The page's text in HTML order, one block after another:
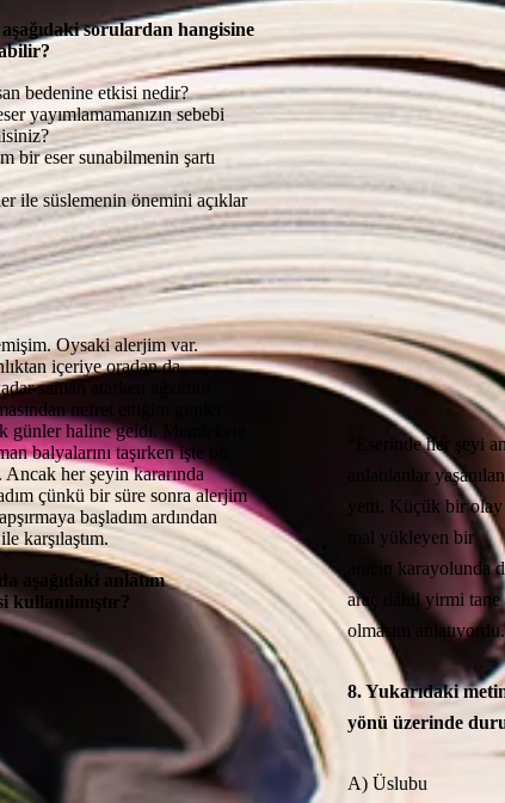
sorulardan hangisine
bedenine etkisi nedir?
yayımlamamanızın sebebi
bir eser sunabilmenin şartı
ile süslemenin önemini açıklar
Oysaki alerjim var.
içeriye oradan da
saman atarken ağzımın
nefret ettiğim günler
günler haline geldi. Memlekete
balyalarını taşırken işte bu
her şeyin kararında
çünkü bir süre sonra alerjim
başladım ardından
karşılaştım.
aşağıdaki anlatım
kullanılmıştır?
“Eserinde her şeyi
anlatılanlar
yetti. Küçük bir
mal yükleyen bir
aracın
araç dâhil yirmi tane
olmasını anlatıyordu.
8. Yukarıdaki
yönü üzerinde
A) Üslubu